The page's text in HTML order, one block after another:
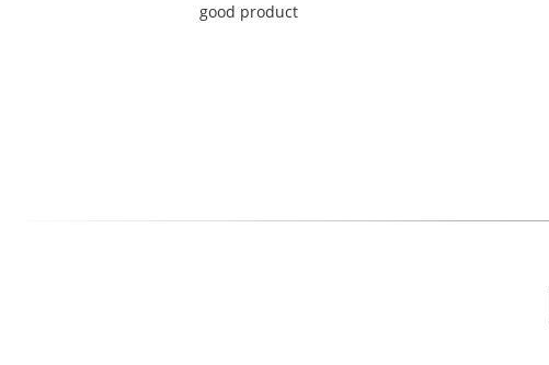
good product